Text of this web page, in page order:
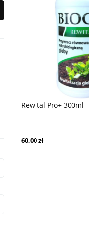
Rewital Pro+ 300ml
60,00 zł